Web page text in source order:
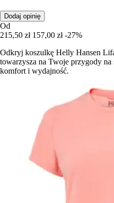
Dodaj opinię
Od
215,50 zł 157,00 zł -27%
Odkryj koszulkę Helly Hansen
towarzysza na Twoje przygody na
komfort i wydajność.